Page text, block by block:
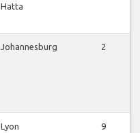
Hatta
Johannesburg 2
Lyon 9